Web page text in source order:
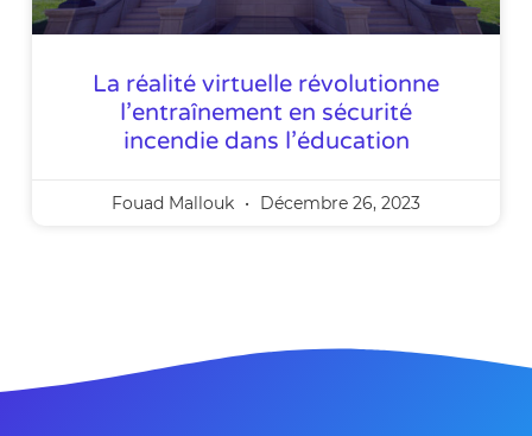
La réalité virtuelle révolutionne
l’entraînement en sécurité
incendie dans l’éducation
Fouad Mallouk Décembre 26, 2023